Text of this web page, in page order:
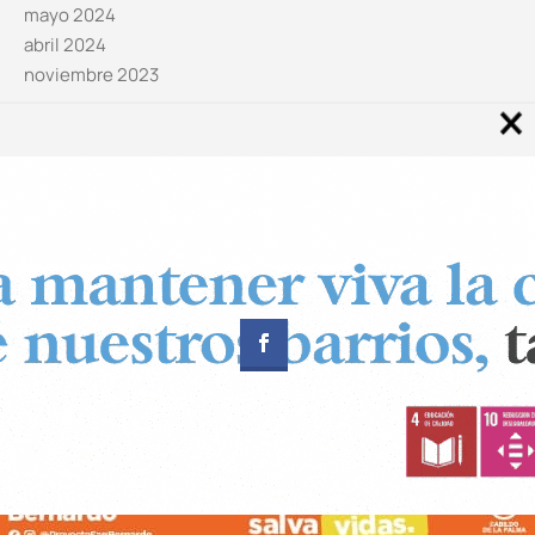
mayo 2024
abril 2024
noviembre 2023